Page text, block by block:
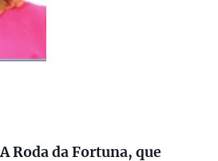
Roda da Fortuna, que